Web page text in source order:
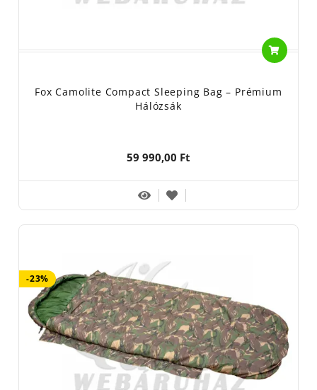
Fox Camolite Compact Sleeping Bag – Prémium
Hálózsák
59 990,00 Ft
-23%